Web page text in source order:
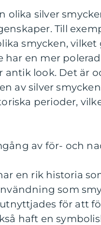
olika silver
Till
smycken, vilket
har en mer
antik look. Det är
av silver
perioder,
av för- och
en rik historia
som
för att
haft en